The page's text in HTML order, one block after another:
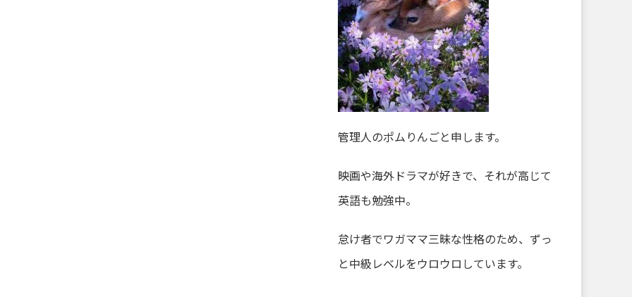
管理人のポムりんごと申します。
映画や海外ドラマが好きで、それが高じて
英語も勉強中。
怠け者でワガママ三昧な性格のため、ずっ
と中級レベルをウロウロしています。